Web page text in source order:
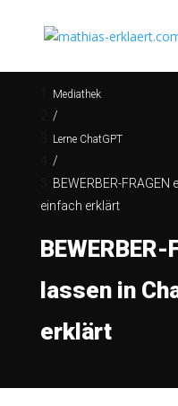
Mediathek
/
Lerne ChatGPT
/
BEWERBER-
einfach erklärt
lassen in
erklärt